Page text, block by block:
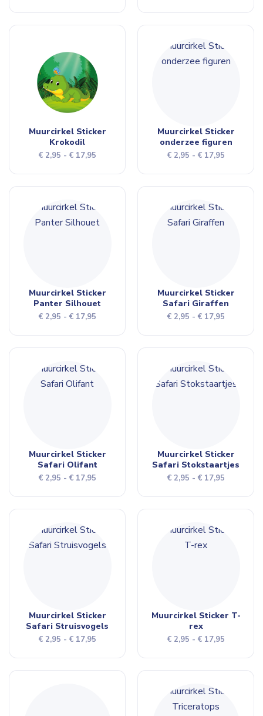
Muurcirkel Sticker
Krokodil
€2,95 - €17,95Prijsklasse:
Muurcirkel Sticker
onderzee figuren
€2,95 - €17,95
Muurcirkel Sticker
Panter Silhouet
€2,95 - €17,95Prijsklasse:
Muurcirkel Sticker
Safari Giraffen
€2,95 - €17,95
Muurcirkel Sticker
Safari Olifant
€2,95 - €17,95Prijsklasse:
Muurcirkel Sticker
Safari Stokstaartjes
€2,95 - €17,95
Muurcirkel Sticker
Safari Struisvogels
€2,95 - €17,95Prijsklasse:
Muurcirkel Sticker T-
rex
€2,95 - €17,95